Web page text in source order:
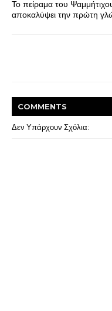
Το πείραμα του
αποκαλύψει την πρώτη
COMMENTS
Δεν Υπάρχουν Σχόλια: